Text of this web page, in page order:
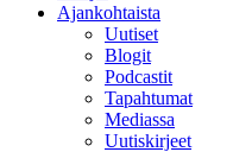
Ajankohtaista
Uutiset
Blogit
Podcastit
Tapahtumat
Mediassa
Uutiskirjeet